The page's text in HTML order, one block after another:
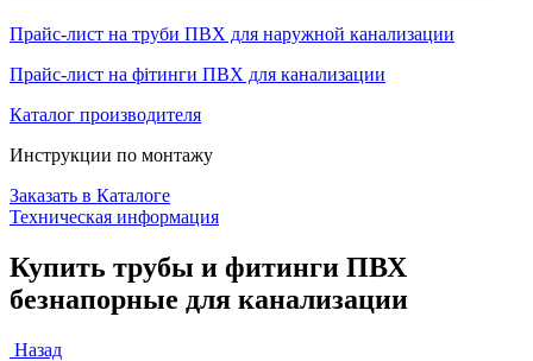
Прайс-лист на труби ПВХ для наружной канализации
Прайс-лист на фітинги ПВХ для канализации
Каталог производителя
Инструкции по монтажу
Заказать в Каталоге
Техническая информация
Купить трубы и фитинги ПВХ
безнапорные для канализации
Назад